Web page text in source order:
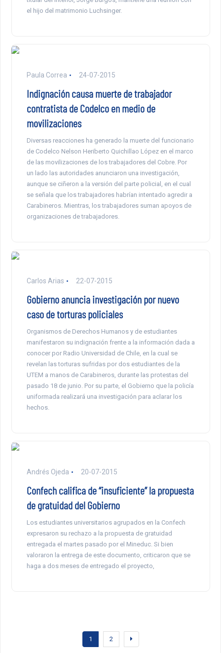
el hijo del matrimonio Luchsinger.
Paula Correa 24-07-2015
Indignación causa muerte de trabajador
contratista de Codelco en medio de
movilizaciones
Diversas reacciones ha generado la muerte del funcionario
de Codelco Nelson Heriberto Quichillao López en el marco
de las movilizaciones de los trabajadores del Cobre. Por
un lado las autoridades anunciaron una investigación,
aunque se ciñeron a la versión del parte policial, en el cual
se señala que los trabajadores habrían intentado agredir a
Carabineros. Mientras, los trabajadores suman apoyos de
organizaciones de trabajadores.
Carlos Arias 22-07-2015
Gobierno anuncia investigación por nuevo
caso de torturas policiales
Organismos de Derechos Humanos y de estudiantes
manifestaron su indignación frente a la información dada a
conocer por Radio Universidad de Chile, en la cual se
revelan las torturas sufridas por dos estudiantes de la
UTEM a manos de Carabineros, durante las protestas del
pasado 18 de junio. Por su parte, el Gobierno que la policía
uniformada realizará una investigación para aclarar los
hechos.
Andrés Ojeda 20-07-2015
Confech califica de “insuficiente” la propuesta
de gratuidad del Gobierno
Los estudiantes universitarios agrupados en la Confech
expresaron su rechazo a la propuesta de gratuidad
entregada el martes pasado por el Mineduc. Si bien
valoraron la entrega de este documento, criticaron que se
haga a dos meses de entregado el proyecto,
1 2